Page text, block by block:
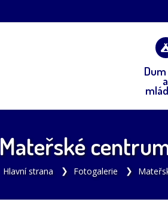
a
Mateřské
Hlavní strana Fotogalerie